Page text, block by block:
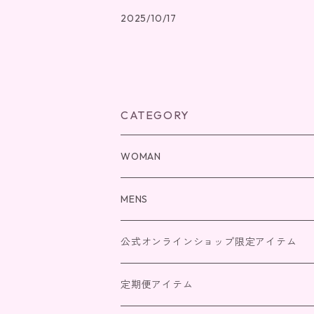
2025/10/17
CATEGORY
WOMAN
ボディクリーム
シャンプー＆トリートメント
クレイクリームシャンプー
ボディーソープ
MENS
ボディクリーム
シャンプー＆トリートメント
公式オンラインショップ限定アイテム
2026福袋
定期便アイテム